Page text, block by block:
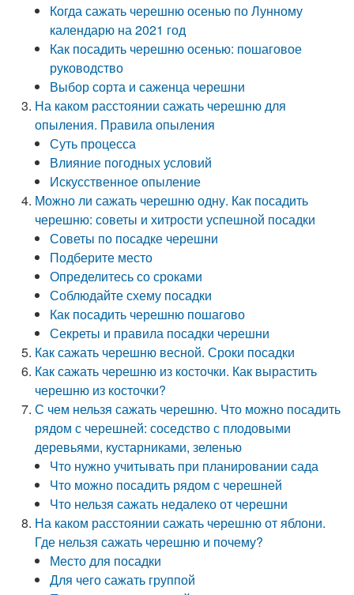
Когда сажать черешню осенью по Лунному
календарю на 2021 год
Как посадить черешню осенью: пошаговое
руководство
Выбор сорта и саженца черешни
На каком расстоянии сажать черешню для
опыления. Правила опыления
Суть процесса
Влияние погодных условий
Искусственное опыление
Можно ли сажать черешню одну. Как посадить
черешню: советы и хитрости успешной посадки
Советы по посадке черешни
Подберите место
Определитесь со сроками
Соблюдайте схему посадки
Как посадить черешню пошагово
Секреты и правила посадки черешни
Как сажать черешню весной. Сроки посадки
Как сажать черешню из косточки. Как вырастить
черешню из косточки?
С чем нельзя сажать черешню. Что можно посадить
рядом с черешней: соседство с плодовыми
деревьями, кустарниками, зеленью
Что нужно учитывать при планировании сада
Что можно посадить рядом с черешней
Что нельзя сажать недалеко от черешни
На каком расстоянии сажать черешню от яблони.
Где нельзя сажать черешню и почему?
Место для посадки
Для чего сажать группой